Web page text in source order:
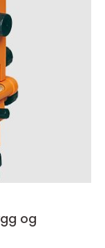
og